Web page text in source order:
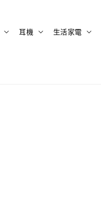
耳機 生活家電